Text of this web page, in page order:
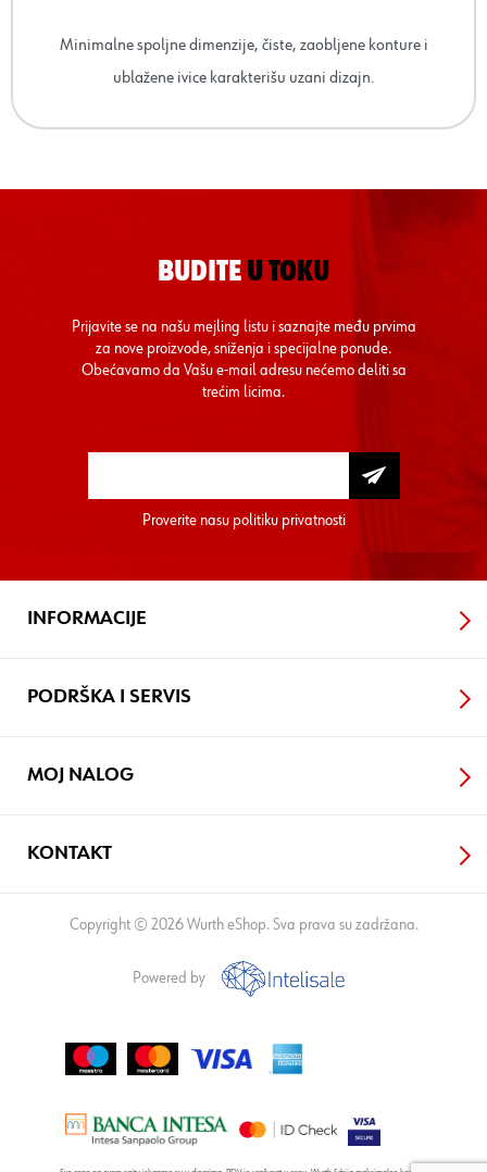
Minimalne spoljne dimenzije, čiste, zaobljene konture i
ublažene ivice karakterišu uzani dizajn.
BUDITE U TOKU
Prijavite se na našu mejling listu i saznajte među prvima
za nove proizvode, sniženja i specijalne ponude.
Obećavamo da Vašu e-mail adresu nećemo deliti sa
trećim licima.
Proverite nasu politiku privatnosti
INFORMACIJE
PODRŠKA I SERVIS
MOJ NALOG
KONTAKT
Copyright © 2026 Wurth eShop. Sva prava su zadržana.
Powered by